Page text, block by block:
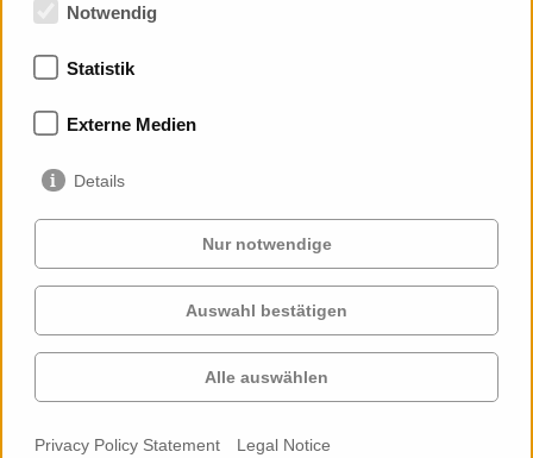
Memberships
Services
Cases
Clients
Projects
Profile
Contact
Notwendig
Statistik
Externe Medien
Details
Nur notwendige
Auswahl bestätigen
Alle auswählen
Privacy Policy Statement Legal Notice